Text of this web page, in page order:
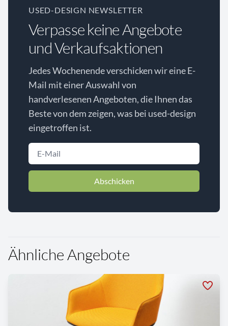
USED-DESIGN NEWSLETTER
Verpasse keine Angebote
und Verkaufsaktionen
Jedes Wochenende verschicken wir eine E-
Mail mit einer Auswahl von
handverlesenen Angeboten, die Ihnen das
Beste von dem zeigen, was bei used-design
eingetroffen ist.
Abschicken
Ähnliche Angebote